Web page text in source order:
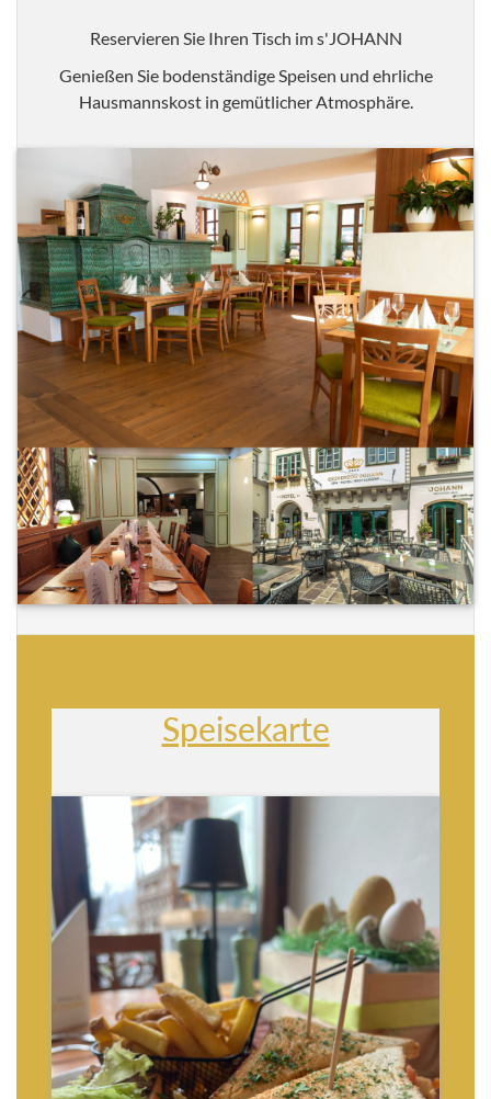
Reservieren Sie Ihren Tisch im s'JOHANN
Genießen Sie bodenständige Speisen und ehrliche
Hausmannskost in gemütlicher Atmosphäre.
Speisekarte